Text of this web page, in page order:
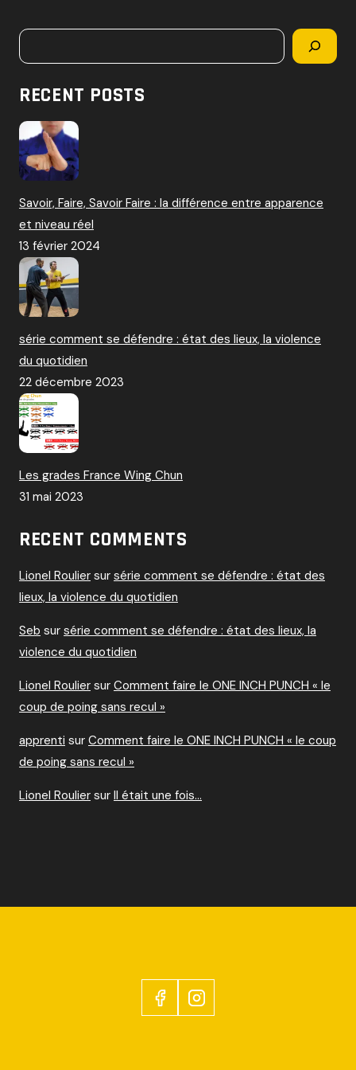
r
Rechercher
RECENT POSTS
Savoir, Faire, Savoir Faire : la différence entre apparence
et niveau réel
13 février 2024
série comment se défendre : état des lieux, la violence
du quotidien
22 décembre 2023
Les grades France Wing Chun
31 mai 2023
RECENT COMMENTS
Lionel Roulier sur série comment se défendre : état des
lieux, la violence du quotidien
Seb sur série comment se défendre : état des lieux, la
violence du quotidien
Lionel Roulier sur Comment faire le ONE INCH PUNCH « le
coup de poing sans recul »
apprenti sur Comment faire le ONE INCH PUNCH « le coup
de poing sans recul »
Lionel Roulier sur Il était une fois…